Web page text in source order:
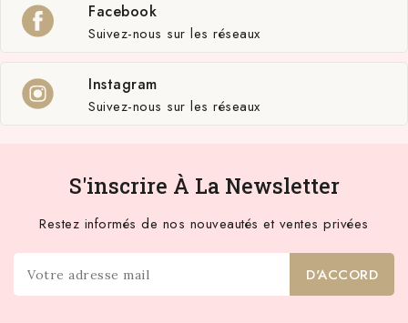
Facebook
Suivez-nous sur les réseaux
Instagram
Suivez-nous sur les réseaux
S'inscrire À La Newsletter
Restez informés de nos nouveautés et ventes privées